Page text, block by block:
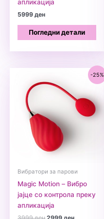
апликација
5999ден
Погледни детали
-25%
Вибратори за парови
Magic Motion – Вибро
јајце со контрола преку
апликација
Original
Current